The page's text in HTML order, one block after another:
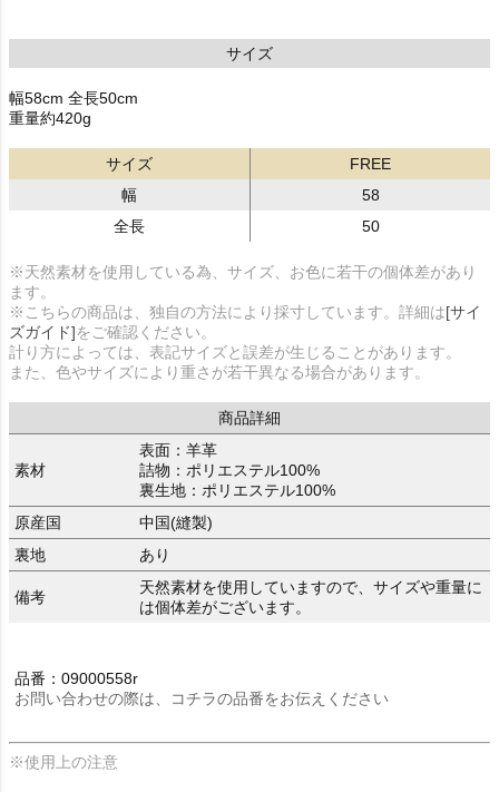
サイズ
幅58cm 全長50cm
重量約420g
サイズ
FREE
幅
58
全長
50
※天然素材を使用している為、サイズ、お色に若干の個体差があり
ます。
※こちらの商品は、独自の方法により採寸しています。詳細は[サイ
ズガイド]をご確認ください。
計り方によっては、表記サイズと誤差が生じることがあります。
また、色やサイズにより重さが若干異なる場合があります。
商品詳細
素材
表面：羊革
詰物：ポリエステル100%
裏生地：ポリエステル100%
原産国
中国(縫製)
裏地
あり
備考
天然素材を使用していますので、サイズや重量に
は個体差がございます。
品番：09000558r
お問い合わせの際は、コチラの品番をお伝えください
※使用上の注意